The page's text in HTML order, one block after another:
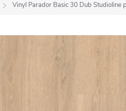
Vinyl Parador Basic 30 Dub Studioline